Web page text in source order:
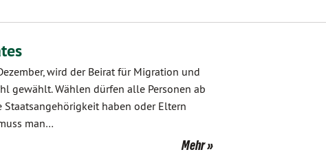
wird der Beirat für Migration und
gewählt. Wählen dürfen alle Personen ab
haben oder Eltern
man…
Mehr